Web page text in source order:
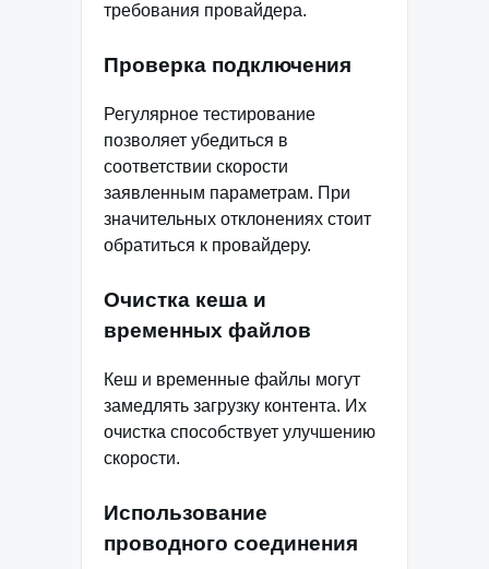
требования провайдера.
Проверка подключения
Регулярное тестирование
позволяет убедиться в
соответствии скорости
заявленным параметрам. При
значительных отклонениях стоит
обратиться к провайдеру.
Очистка кеша и
временных файлов
Кеш и временные файлы могут
замедлять загрузку контента. Их
очистка способствует улучшению
скорости.
Использование
проводного соединения